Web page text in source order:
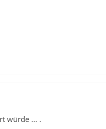
würde ... .